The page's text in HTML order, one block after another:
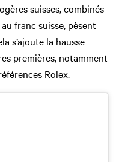
suisses, combinés
franc suisse, pèsent
s’ajoute la hausse
premières, notamment
Rolex.